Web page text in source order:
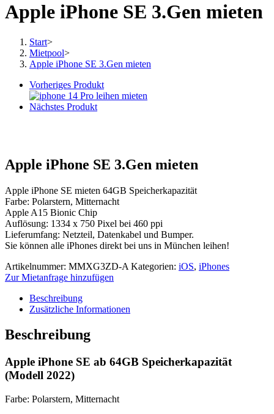
Apple iPhone SE 3.Gen mieten
Start>
Mietpool>
Apple iPhone SE 3.Gen mieten
Vorheriges Produkt
Nächstes Produkt
Apple iPhone SE 3.Gen mieten
Apple iPhone SE mieten 64GB Speicherkapazität
Farbe: Polarstern, Mitternacht
Apple A15 Bionic Chip
Auflösung: 1334 x 750 Pixel bei 460 ppi
Lieferumfang: Netzteil, Datenkabel und Bumper.
Sie können alle iPhones direkt bei uns in München leihen!
Artikelnummer: MMXG3ZD-A Kategorien: iOS, iPhones
Zur Mietanfrage hinzufügen
Beschreibung
Zusätzliche Informationen
Beschreibung
Apple iPhone SE ab 64GB Speicherkapazität
(Modell 2022)
Farbe: Polarstern, Mitternacht